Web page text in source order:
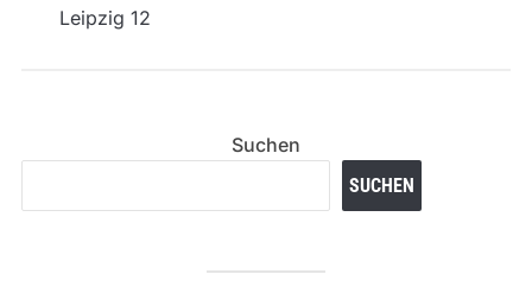
Suchen
SUCHEN